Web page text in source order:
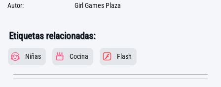
Autor:
Girl Games Plaza
Etiquetas relacionadas:
Niñas Cocina Flash